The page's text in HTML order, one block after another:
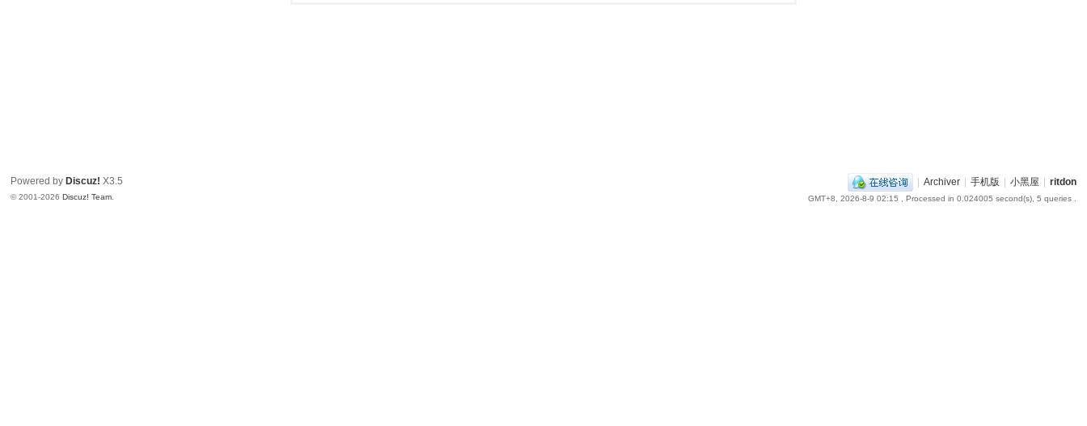
| Archiver | 手机版 | 小黑屋 | ritdon
GMT+8, 2026-8-9 02:15 , Processed in 0.024005 second(s), 5 queries .
Powered by Discuz! X3.5
© 2001-2026Discuz! Team